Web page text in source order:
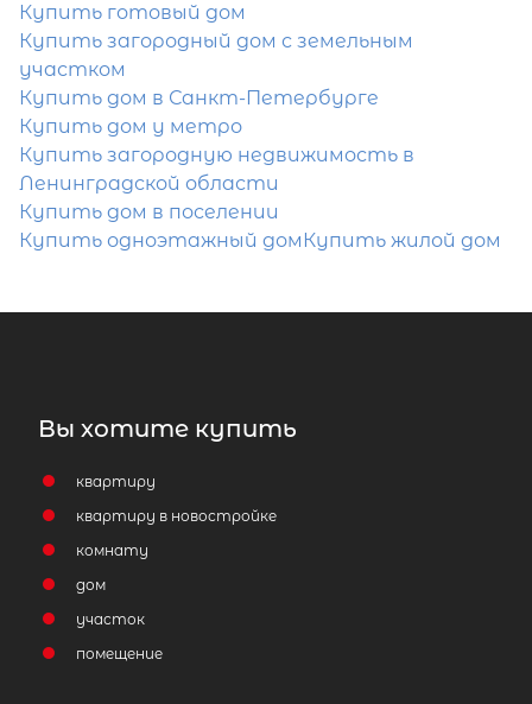
Популярное
Купить готовый дом
Купить загородный дом с земельным
участком
Купить дом в Санкт-Петербурге
Купить дом у метро
Купить загородную недвижимость в
Ленинградской области
Купить дом в поселении
Купить одноэтажный дом Купить жилой дом
Вы хотите купить
квартиру
квартиру в новостройке
комнату
дом
участок
помещение